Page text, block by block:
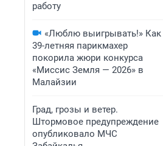
работу
«Люблю выигрывать!» Как
39-летняя парикмахер
покорила жюри конкурса
«Миссис Земля — 2026» в
Малайзии
Град, грозы и ветер.
Штормовое предупреждение
опубликовало МЧС